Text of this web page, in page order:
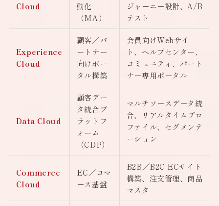
Cloud
動化
（MA）
ジャーニー設計、A/B
テスト
Experience
Cloud
顧客／パ
ートナー
向けポー
タル構築
会員向けWebサイ
ト、ヘルプセンター、
コミュニティ、パート
ナー専用ポータル
Data Cloud
顧客デー
タ統合プ
ラットフ
ォーム
（CDP）
マルチソースデータ統
合、リアルタイムプロ
ファイル、セグメンテ
ーション
Commerce
Cloud
EC／コマ
ース基盤
B2B／B2C ECサイト
構築、注文管理、商品
マスタ